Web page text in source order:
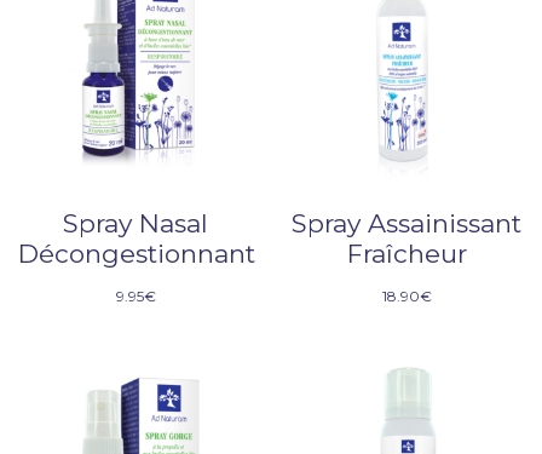
Spray Nasal
Décongestionnant
9.95€
Spray Assainissant
Fraîcheur
18.90€